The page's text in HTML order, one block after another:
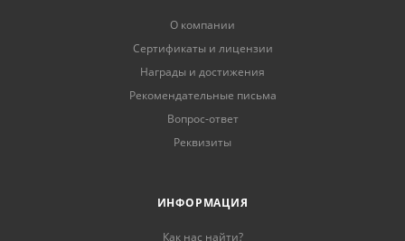
О компании
Сертификаты и лицензии
Награды и достижения
Рекомендательные письма
Вопрос-ответ
Реквизиты
ИНФОРМАЦИЯ
Как нас найти?